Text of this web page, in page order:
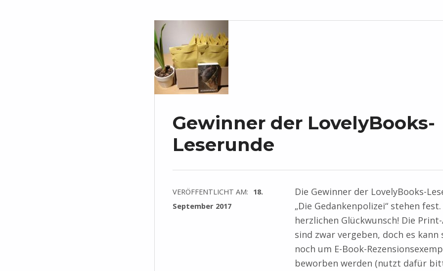
Gewinner der LovelyBooks-
Leserunde
VERÖFFENTLICHT AM: 18.
September 2017
Die Gewinner der LovelyBooks-
„Die Gedankenpolizei“ stehen
herzlichen Glückwunsch! Die
sind zwar vergeben, doch es kann
noch um E-Book-
beworben werden (nutzt dafür